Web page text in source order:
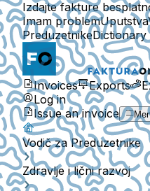
Izdajte fakture
Imam problemUputstva
PreduzetnikeDictionary
Invoices Exports
Log in
Issue an invoice
Vodič za Preduzetnike
Zdravlje i lični razvoj